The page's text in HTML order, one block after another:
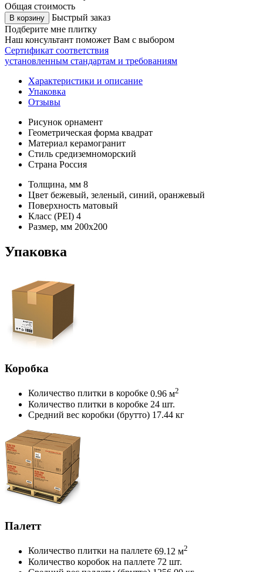
Общая стоимость
В корзину
Быстрый заказ
Подберите мне плитку
Наш консультант поможет Вам с выбором
Сертификат соответствия
установленным стандартам и требованиям
Характеристики и описание
Упаковка
Отзывы
Рисунок орнамент
Геометрическая форма квадрат
Материал керамогранит
Стиль средиземноморский
Страна Россия
Толщина, мм 8
Цвет бежевый, зеленый, синий, оранжевый
Поверхность матовый
Класс (PEI) 4
Размер, мм 200х200
Упаковка
Коробка
Количество плитки в коробке 0.96 м2
Количество плитки в коробке 24 шт.
Средний вес коробки (брутто) 17.44 кг
Палетт
Количество плитки на паллете 69.12 м2
Количество коробок на паллете 72 шт.